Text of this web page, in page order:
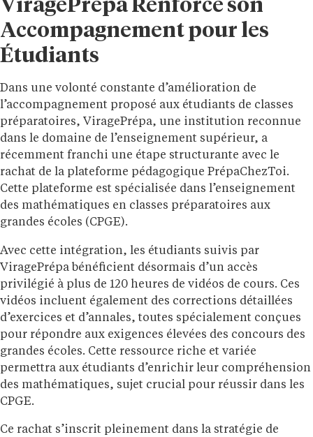
ViragePrépa Renforce son
Accompagnement pour les
Étudiants
Dans une volonté constante d’amélioration de
l’accompagnement proposé aux étudiants de classes
préparatoires, ViragePrépa, une institution reconnue
dans le domaine de l’enseignement supérieur, a
récemment franchi une étape structurante avec le
rachat de la plateforme pédagogique PrépaChezToi.
Cette plateforme est spécialisée dans l’enseignement
des mathématiques en classes préparatoires aux
grandes écoles (CPGE).
Avec cette intégration, les étudiants suivis par
ViragePrépa bénéficient désormais d’un accès
privilégié à plus de 120 heures de vidéos de cours. Ces
vidéos incluent également des corrections détaillées
d’exercices et d’annales, toutes spécialement conçues
pour répondre aux exigences élevées des concours des
grandes écoles. Cette ressource riche et variée
permettra aux étudiants d’enrichir leur compréhension
des mathématiques, sujet crucial pour réussir dans les
CPGE.
Ce rachat s’inscrit pleinement dans la stratégie de